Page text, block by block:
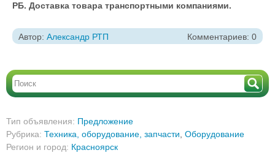
РБ. Доставка товара транспортными компаниями.
Автор: Александр РТП Комментариев: 0
Тип объявления: Предложение
Рубрика: Техника, оборудование, запчасти Оборудование
Регион и город: Красноярск